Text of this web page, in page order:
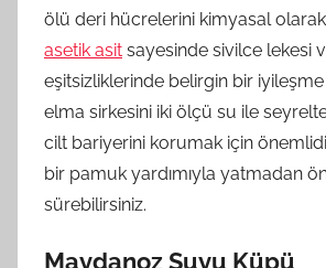
ölü deri hücrelerini kimyasal
asetik asit sayesinde sivilce lekesi
eşitsizliklerinde belirgin bir
elma sirkesini iki ölçü su ile
cilt bariyerini korumak için
bir pamuk yardımıyla yatmadan
sürebilirsiniz.
Maydanoz Suyu Küpü